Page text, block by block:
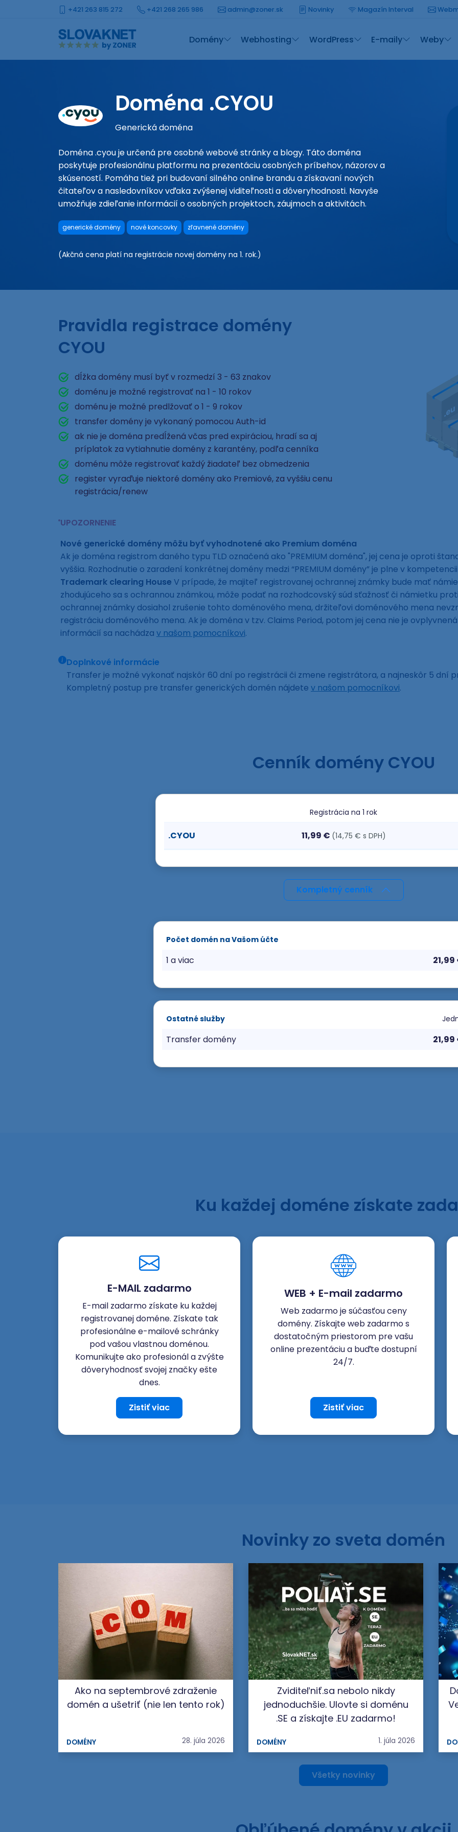
+421 263 815 272 +421 268 265 986 admin@zoner.sk Novinky Magazín Interval
Domény Webhosting WordPress E-maily Weby
Doména .CYOU
Generická doména
Doména .cyou je určená pre osobné webové stránky a blogy. Táto doména
poskytuje profesionálnu platformu na prezentáciu osobných príbehov, názorov a
skúseností. Pomáha tiež pri budovaní silného online brandu a získavaní nových
čitateľov a nasledovníkov vďaka zvýšenej viditeľnosti a dôveryhodnosti. Navyše
umožňuje zdieľanie informácií o osobných projektoch, záujmoch a aktivitách.
generické domény nové koncovky zľavnené domény
(Akčná cena platí na registrácie novej domény na 1. rok.)
Pravidla registrace domény
CYOU
dĺžka domény musí byť v rozmedzí 3 - 63 znakov
doménu je možné registrovať na 1 - 10 rokov
doménu je možné predlžovať o 1 - 9 rokov
transfer domény je vykonaný pomocou Auth-id
ak nie je doména predĺžená včas pred expiráciou, hradí sa aj
príplatok za vytiahnutie domény z karantény, podľa cenníka
doménu môže registrovať každý žiadateľ bez obmedzenia
register vyraďuje niektoré domény ako Premiové, za vyššiu cenu
registrácia/renew
UPOZORNENIE
Nové generické domény môžu byť vyhodnotené ako Premium doména
Ak je doména registrom daného typu TLD označená ako "PREMIUM doména", jej cena je oproti
vyššia. Rozhodnutie o zaradení konkrétnej domény medzi “PREMIUM domény” je plne v
Trademark clearing House V prípade, že majiteľ registrovanej ochrannej známky bude mať
zhodujúceho sa s ochrannou známkou, môže podať na rozhodcovský súd sťažnosť či námietku
ochrannej známky dosiahol zrušenie tohto doménového mena, držiteľovi doménového mena
registráciu doménového mena. Ak je doména v tzv. Claims Period, potom jej cena nie je
informácií sa nachádza v našom pomocníkovi.
Doplnkové informácie
Transfer je možné vykonať najskôr 60 dní po registrácii či zmene registrátora, a najneskôr 5 dní
Kompletný postup pre transfer generických domén nájdete v našom pomocníkovi.
Cenník domény CYOU
Registrácia na 1 rok
.CYOU 11,99 € (14,75 € s DPH)
Kompletný cenník
Počet domén na Vašom účte
1 a viac 21,99
Ostatné služby
Transfer domény 21,99
Ku každej doméne získate
E-MAIL zadarmo
E-mail zadarmo získate ku každej
registrovanej doméne. Získate tak
profesionálne e-mailové schránky
pod vašou vlastnou doménou.
Komunikujte ako profesionál a zvýšte
dôveryhodnosť svojej značky ešte
dnes.
Zistiť viac
WEB + E-mail zadarmo
Web zadarmo je súčasťou ceny
domény. Získajte web zadarmo s
dostatočným priestorom pre vašu
online prezentáciu a buďte dostupní
24/7.
Zistiť viac
Novinky zo sveta domén
Ako na septembrové zdraženie
domén a ušetriť (nie len tento rok)
DOMÉNY 28. júla 2026
Zviditeľniť.sa nebolo nikdy
jednoduchšie. Ulovte si doménu
.SE a získajte .EU zadarmo!
DOMÉNY 1. júla 2026
Všetky novinky